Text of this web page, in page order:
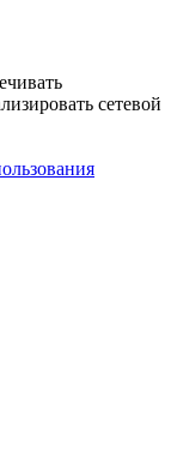
сетевой